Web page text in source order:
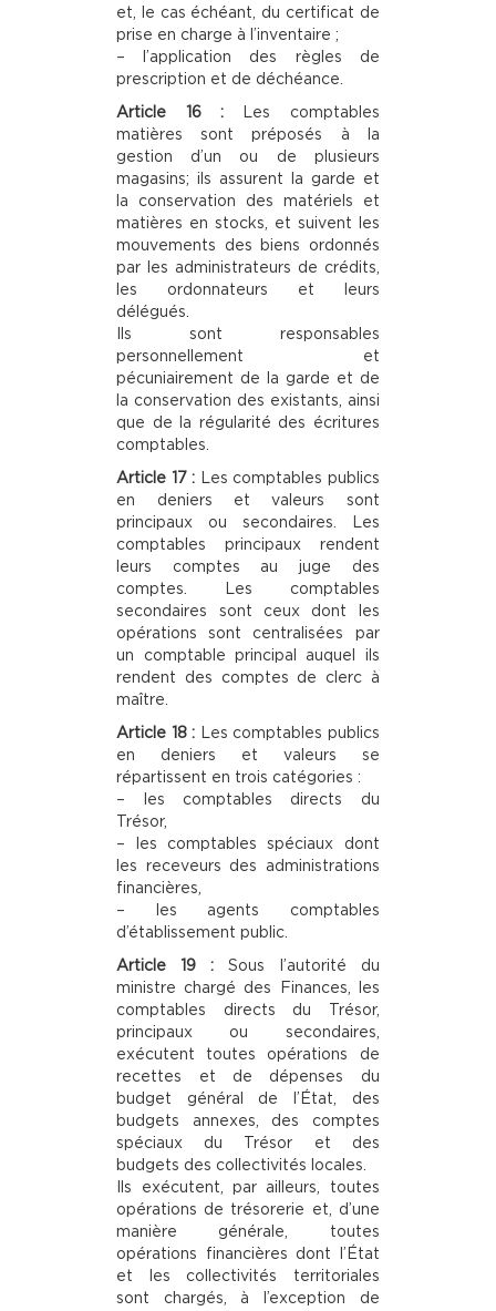
et, le cas échéant, du certificat de
prise en charge à l’inventaire ;
– l’application des règles de
prescription et de déchéance.
Article 16 :Les comptables
matières sont préposés à la
gestion d’un ou de plusieurs
magasins; ils assurent la garde et
la conservation des matériels et
matières en stocks, et suivent les
mouvements des biens ordonnés
par les administrateurs de crédits,
les ordonnateurs et leurs
délégués.
Ils sont responsables
personnellement et
pécuniairement de la garde et de
la conservation des existants, ainsi
que de la régularité des écritures
comptables.
Article 17 : Les comptables publics
en deniers et valeurs sont
principaux ou secondaires. Les
comptables principaux rendent
leurs comptes au juge des
comptes. Les comptables
secondaires sont ceux dont les
opérations sont centralisées par
un comptable principal auquel ils
rendent des comptes de clerc à
maître.
Article 18 : Les comptables publics
en deniers et valeurs se
répartissent en trois catégories :
– les comptables directs du
Trésor,
– les comptables spéciaux dont
les receveurs des administrations
financières,
– les agents comptables
d’établissement public.
Article 19 : Sous l’autorité du
ministre chargé des Finances, les
comptables directs du Trésor,
principaux ou secondaires,
exécutent toutes opérations de
recettes et de dépenses du
budget général de l’État, des
budgets annexes, des comptes
spéciaux du Trésor et des
budgets des collectivités locales.
Ils exécutent, par ailleurs, toutes
opérations de trésorerie et, d’une
manière générale, toutes
opérations financières dont l’État
et les collectivités territoriales
sont chargés, à l’exception de